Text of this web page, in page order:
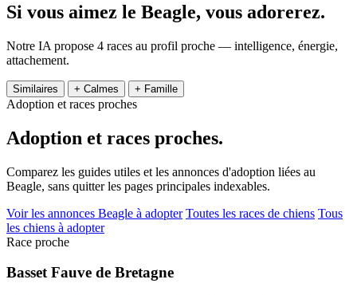
Si vous aimez le Beagle, vous adorerez.
Notre IA propose 4 races au profil proche — intelligence, énergie,
attachement.
Similaires + Calmes + Famille
Adoption et races proches
Adoption et races proches.
Comparez les guides utiles et les annonces d'adoption liées au
Beagle, sans quitter les pages principales indexables.
Voir les annonces Beagle à adopter Toutes les races de chiens Tous
les chiens à adopter
Race proche
Basset Fauve de Bretagne